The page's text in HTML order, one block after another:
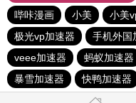
哔咔漫画
小美 小美
极光vp加速器
手机外国
veee加速器
蚂蚁加速器
暴雪加速器
快鸭加速器